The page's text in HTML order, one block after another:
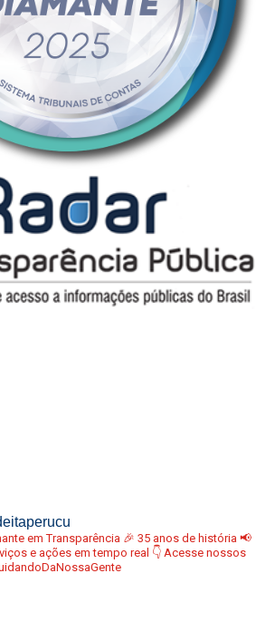
em Transparência 🎉 35 anos de história 📢
e ações em tempo real 👇 Acesse nossos